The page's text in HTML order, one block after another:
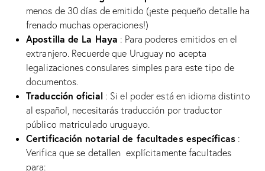
menos de 30 días de emitido (¡este pequeño detalle ha
frenado muchas operaciones!)
Apostilla de La Haya : Para poderes emitidos en el
extranjero. Recuerde que Uruguay no acepta
legalizaciones consulares simples para este tipo de
documentos.
Traducción oficial : Si el poder está en idioma distinto
al español, necesitarás traducción por traductor
público matriculado uruguayo.
Certificación notarial de facultades específicas:
Verifica que se detallen explícitamente facultades
para: